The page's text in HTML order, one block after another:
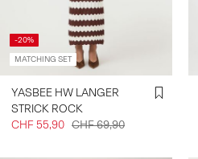
-20%
MATCHING SET
YASBEE HW LANGER
STRICK ROCK
CHF 55,90 CHF 69,90